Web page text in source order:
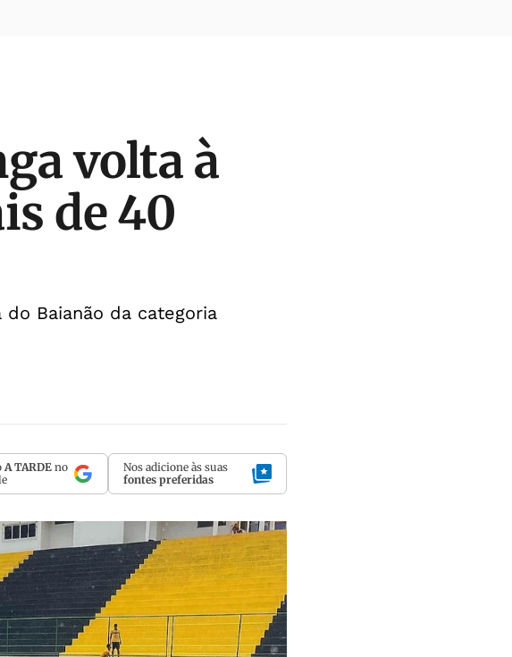
volta à
de 40
Baianão da categoria
A TARDE no
Nos adicione às suas
fontes preferidas